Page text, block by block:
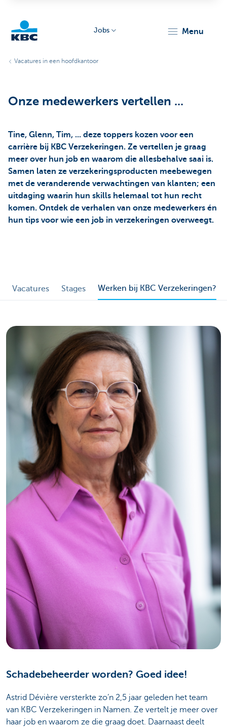
Particulieren
Jobs menu
Vacatures in een hoofdkantoor
Onze medewerkers vertellen ...
Tine, Glenn, Tim, ... deze toppers kozen voor een
carrière bij KBC Verzekeringen. Ze vertellen je graag
meer over hun job en waarom die allesbehalve saai is.
Samen laten ze verzekeringsproducten meebewegen
met de veranderende verwachtingen van klanten; een
uitdaging waarin hun skills helemaal tot hun recht
komen. Ontdek de verhalen van onze medewerkers én
hun tips voor wie een job in verzekeringen overweegt.
Vacatures Stages Werken bij KBC Verzekeringen?
Schadebeheerder worden? Goed idee!
Astrid Dévière versterkte zo’n 2,5 jaar geleden het team
van KBC Verzekeringen in Namen. Ze vertelt je meer over
haar job en waarom ze die graag doet. Daarnaast deelt